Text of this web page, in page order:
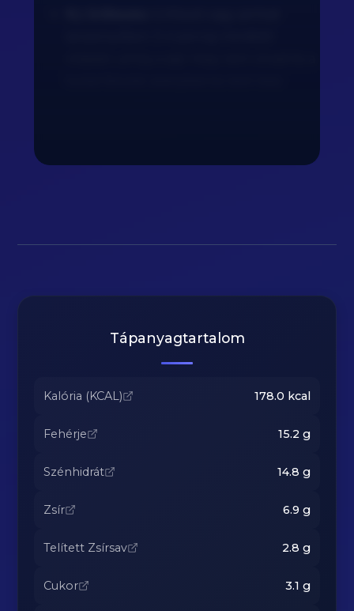
Tápanyagtartalom
Kalória (KCAL) 178.0 kcal
Fehérje 15.2 g
Szénhidrát 14.8 g
Zsír 6.9 g
Telített Zsírsav 2.8 g
Cukor 3.1 g